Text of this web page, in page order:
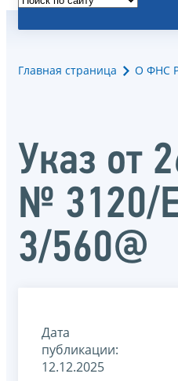
Главная страница О ФНС
Указ от
№ 3120/
3/560@
Дата
публикации:
12.12.2025